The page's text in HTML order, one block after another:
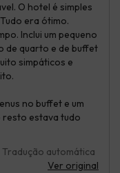
O hotel é simples
era ótimo.
Inclui um pequeno
de quarto e de buffet
simpáticos e
no buffet e um
resto estava tudo
Tradução automática
Ver original